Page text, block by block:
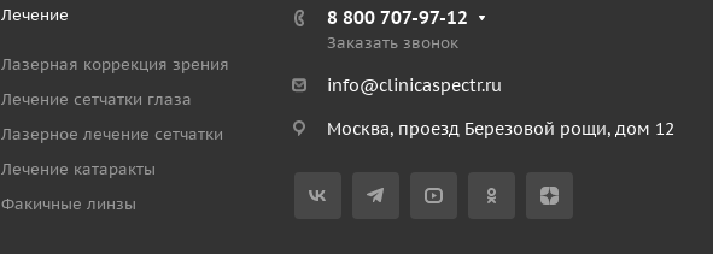
Лечение
Лазерная коррекция зрения
Лечение сетчатки глаза
Лазерное лечение сетчатки
Лечение катаракты
Факичные линзы
8 800 707-97-12
Заказать звонок
info@clinicaspectr.ru
Москва, проезд Березовой рощи, дом 12